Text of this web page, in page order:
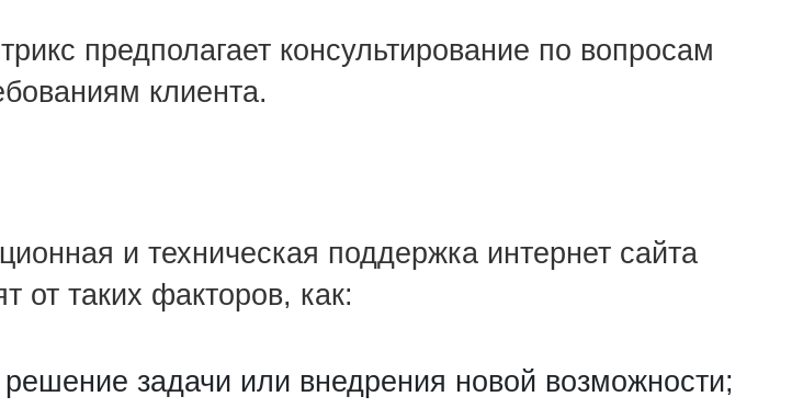
предполагает консультирование по вопросам
клиента.
и техническая поддержка интернет сайта
от таких факторов, как:
задачи или внедрения новой возможности;